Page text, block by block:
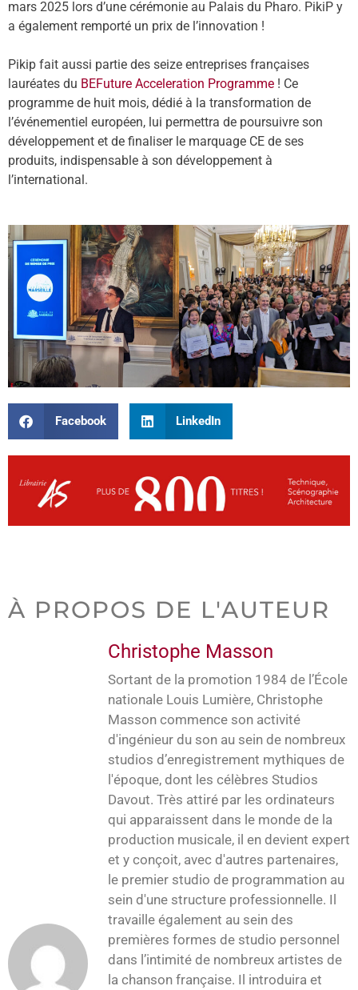
mars 2025 lors d’une cérémonie au Palais du Pharo. PikiP y
a également remporté un prix de l’innovation !
Pikip fait aussi partie des seize entreprises françaises
lauréates du BEFuture Acceleration Programme ! Ce
programme de huit mois, dédié à la transformation de
l’événementiel européen, lui permettra de poursuivre son
développement et de finaliser le marquage CE de ses
produits, indispensable à son développement à
l’international.
Facebook LinkedIn
À PROPOS DE L'AUTEUR
Christophe Masson
Sortant de la promotion 1984 de l’École
nationale Louis Lumière, Christophe
Masson commence son activité
d'ingénieur du son au sein de nombreux
studios d’enregistrement mythiques de
l'époque, dont les célèbres Studios
Davout. Très attiré par les ordinateurs
qui apparaissent dans le monde de la
production musicale, il en devient expert
et y conçoit, avec d'autres partenaires,
le premier studio de programmation au
sein d'une structure professionnelle. Il
travaille également au sein des
premières formes de studio personnel
dans l’intimité de nombreux artistes de
la chanson française. Il introduira et